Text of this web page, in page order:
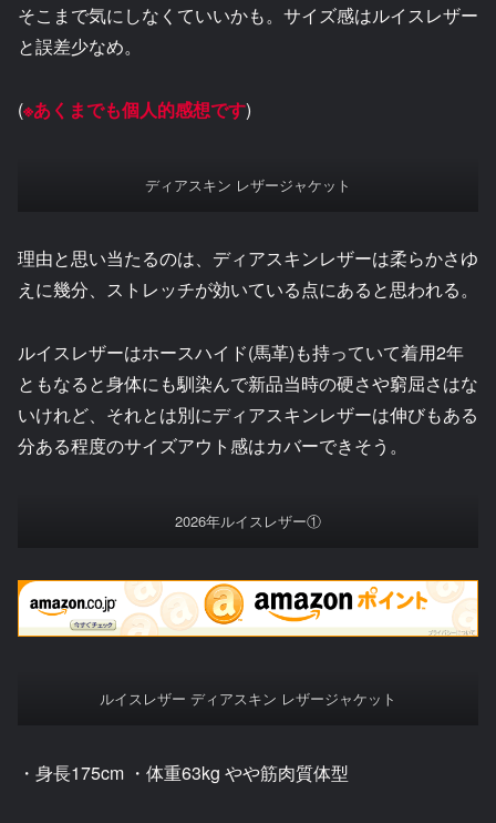
そこまで気にしなくていいかも。サイズ感はルイスレザー
と誤差少なめ。
(※あくまでも個人的感想です)
ディアスキン レザージャケット
理由と思い当たるのは、ディアスキンレザーは柔らかさゆ
えに幾分、ストレッチが効いている点にあると思われる。
ルイスレザーはホースハイド(馬革)も持っていて着用2年
ともなると身体にも馴染んで新品当時の硬さや窮屈さはな
いけれど、それとは別にディアスキンレザーは伸びもある
分ある程度のサイズアウト感はカバーできそう。
2026年ルイスレザー①
ルイスレザー ディアスキン レザージャケット
・身長175cm ・体重63kg やや筋肉質体型